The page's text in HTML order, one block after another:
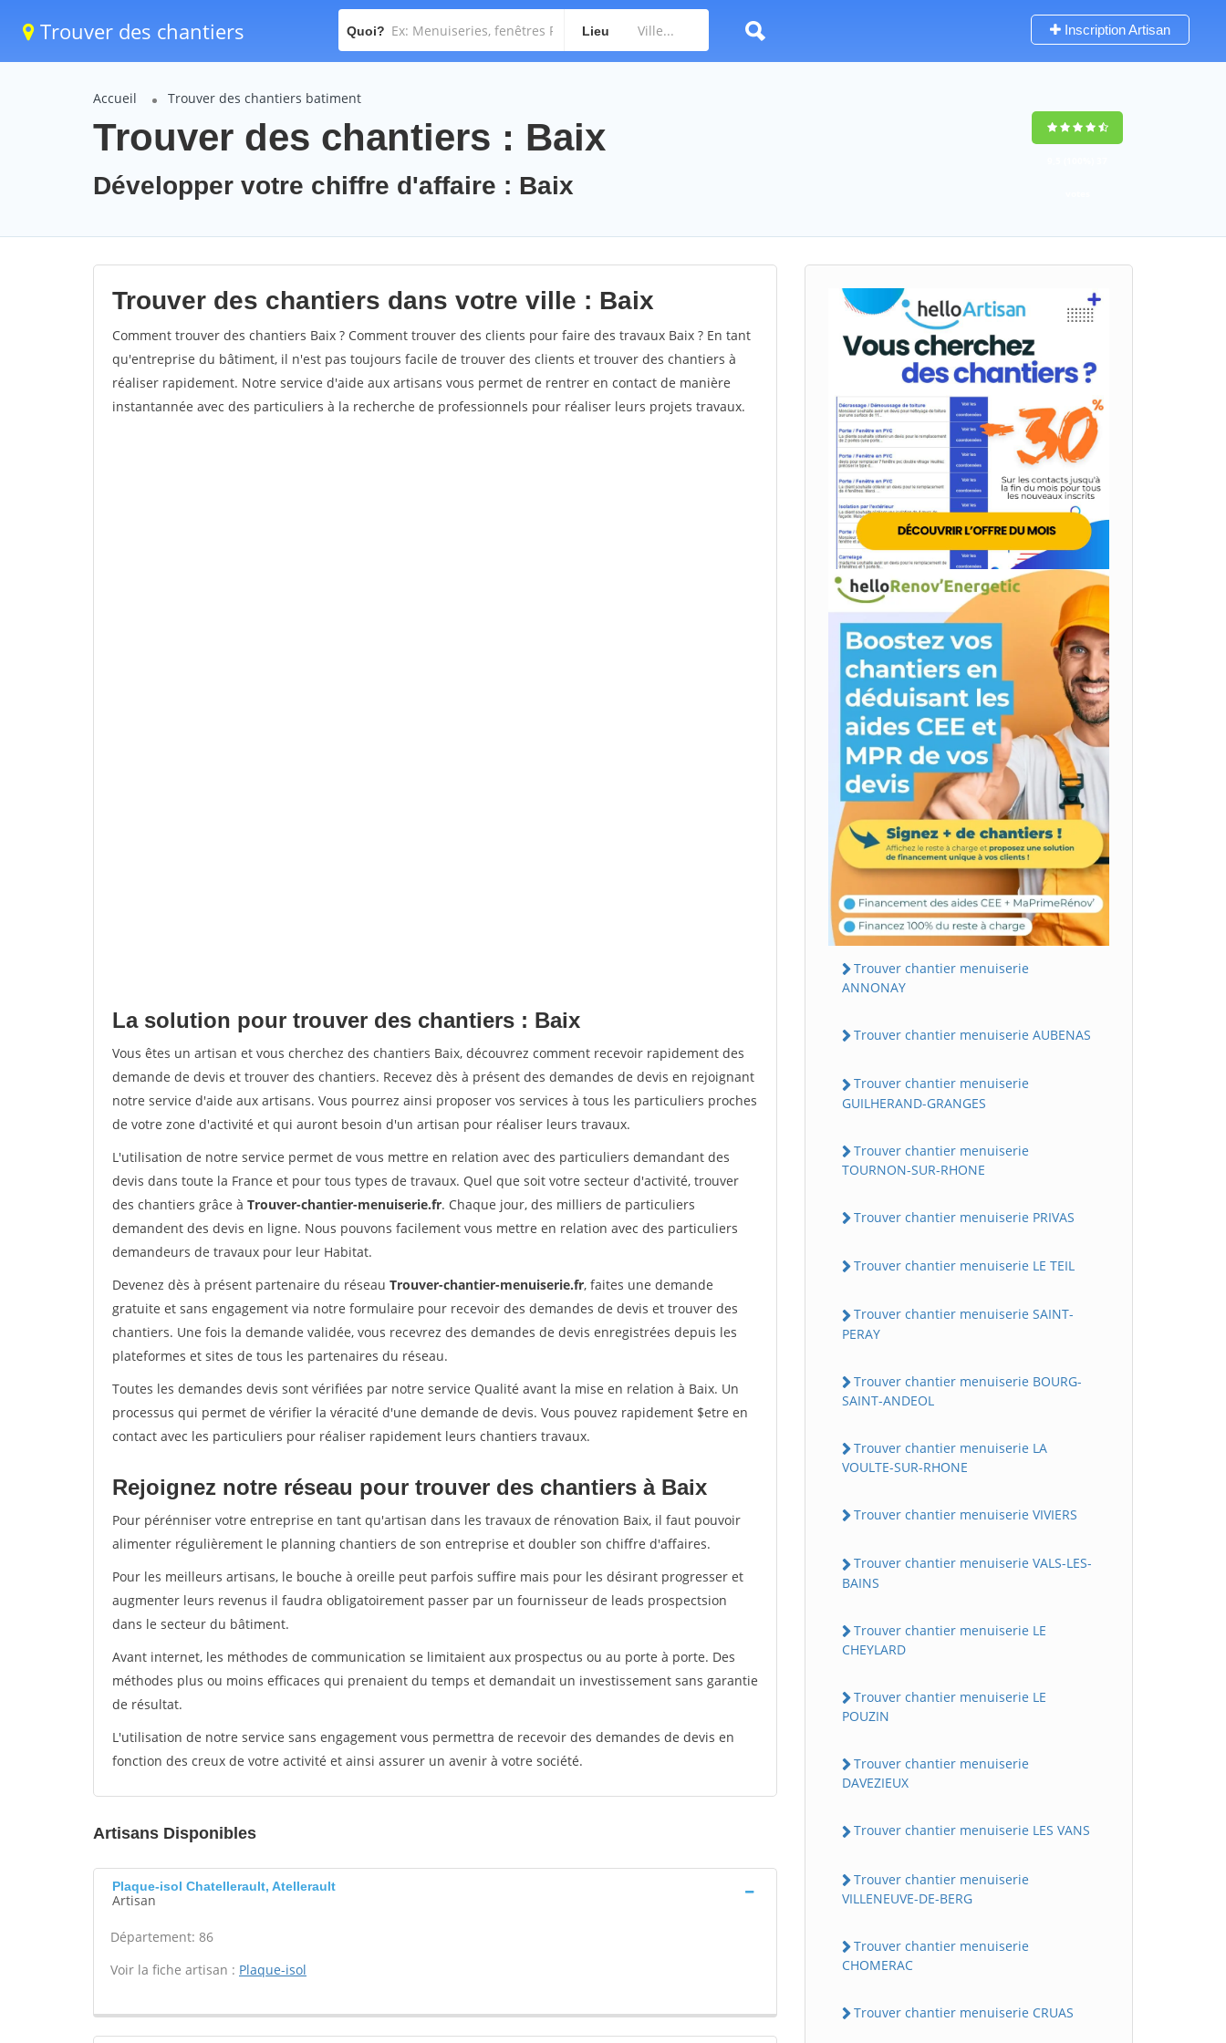
Trouver des chantiers Quoi? Lieu Inscription Artisan
Accueil Trouver des chantiers batiment
Trouver des chantiers : Baix
Développer votre chiffre d'affaire : Baix
Trouver des chantiers dans votre ville : Baix
Comment trouver des chantiers Baix ? Comment trouver des clients pour faire des travaux Baix ? En tant
qu'entreprise du bâtiment, il n'est pas toujours facile de trouver des clients et trouver des chantiers à
réaliser rapidement. Notre service d'aide aux artisans vous permet de rentrer en contact de manière
instantannée avec des particuliers à la recherche de professionnels pour réaliser leurs projets travaux.
La solution pour trouver des chantiers : Baix
Vous êtes un artisan et vous cherchez des chantiers Baix, découvrez comment recevoir rapidement des
demande de devis et trouver des chantiers. Recevez dès à présent des demandes de devis en rejoignant
notre service d'aide aux artisans. Vous pourrez ainsi proposer vos services à tous les particuliers proches
de votre zone d'activité et qui auront besoin d'un artisan pour réaliser leurs travaux.
L'utilisation de notre service permet de vous mettre en relation avec des particuliers demandant des
devis dans toute la France et pour tous types de travaux. Quel que soit votre secteur d'activité, trouver
des chantiers grâce à Trouver-chantier-menuiserie.fr. Chaque jour, des milliers de particuliers
demandent des devis en ligne. Nous pouvons facilement vous mettre en relation avec des particuliers
demandeurs de travaux pour leur Habitat.
Devenez dès à présent partenaire du réseau Trouver-chantier-menuiserie.fr, faites une demande
gratuite et sans engagement via notre formulaire pour recevoir des demandes de devis et trouver des
chantiers. Une fois la demande validée, vous recevrez des demandes de devis enregistrées depuis les
plateformes et sites de tous les partenaires du réseau.
Toutes les demandes devis sont vérifiées par notre service Qualité avant la mise en relation à Baix. Un
processus qui permet de vérifier la véracité d'une demande de devis. Vous pouvez rapidement $etre en
contact avec les particuliers pour réaliser rapidement leurs chantiers travaux.
Rejoignez notre réseau pour trouver des chantiers à Baix
Pour pérénniser votre entreprise en tant qu'artisan dans les travaux de rénovation Baix, il faut pouvoir
alimenter régulièrement le planning chantiers de son entreprise et doubler son chiffre d'affaires.
Pour les meilleurs artisans, le bouche à oreille peut parfois suffire mais pour les désirant progresser et
augmenter leurs revenus il faudra obligatoirement passer par un fournisseur de leads prospectsion
dans le secteur du bâtiment.
Avant internet, les méthodes de communication se limitaient aux prospectus ou au porte à porte. Des
méthodes plus ou moins efficaces qui prenaient du temps et demandait un investissement sans garantie
de résultat.
L'utilisation de notre service sans engagement vous permettra de recevoir des demandes de devis en
fonction des creux de votre activité et ainsi assurer un avenir à votre société.
Artisans Disponibles
Plaque-isol Chatellerault, Atellerault
Artisan
Département: 86
Voir la fiche artisan : Plaque-isol
Trouver chantier menuiserie
ANNONAY
Trouver chantier menuiserie AUBENAS
Trouver chantier menuiserie
GUILHERAND-GRANGES
Trouver chantier menuiserie
TOURNON-SUR-RHONE
Trouver chantier menuiserie PRIVAS
Trouver chantier menuiserie LE TEIL
Trouver chantier menuiserie SAINT-
PERAY
Trouver chantier menuiserie BOURG-
SAINT-ANDEOL
Trouver chantier menuiserie LA
VOULTE-SUR-RHONE
Trouver chantier menuiserie VIVIERS
Trouver chantier menuiserie VALS-LES-
BAINS
Trouver chantier menuiserie LE
CHEYLARD
Trouver chantier menuiserie LE
POUZIN
Trouver chantier menuiserie
DAVEZIEUX
Trouver chantier menuiserie LES VANS
Trouver chantier menuiserie
VILLENEUVE-DE-BERG
Trouver chantier menuiserie
CHOMERAC
Trouver chantier menuiserie CRUAS